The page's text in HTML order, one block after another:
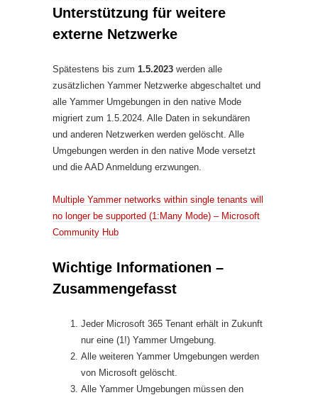
Unterstützung für weitere
externe Netzwerke
Spätestens bis zum 1.5.2023 werden alle
zusätzlichen Yammer Netzwerke abgeschaltet und
alle Yammer Umgebungen in den native Mode
migriert zum 1.5.2024. Alle Daten in sekundären
und anderen Netzwerken werden gelöscht. Alle
Umgebungen werden in den native Mode versetzt
und die AAD Anmeldung erzwungen.
Multiple Yammer networks within single tenants will
no longer be supported (1:Many Mode) – Microsoft
Community Hub
Wichtige Informationen –
Zusammengefasst
Jeder Microsoft 365 Tenant erhält in Zukunft
nur eine (1!) Yammer Umgebung.
Alle weiteren Yammer Umgebungen werden
von Microsoft gelöscht.
Alle Yammer Umgebungen müssen den